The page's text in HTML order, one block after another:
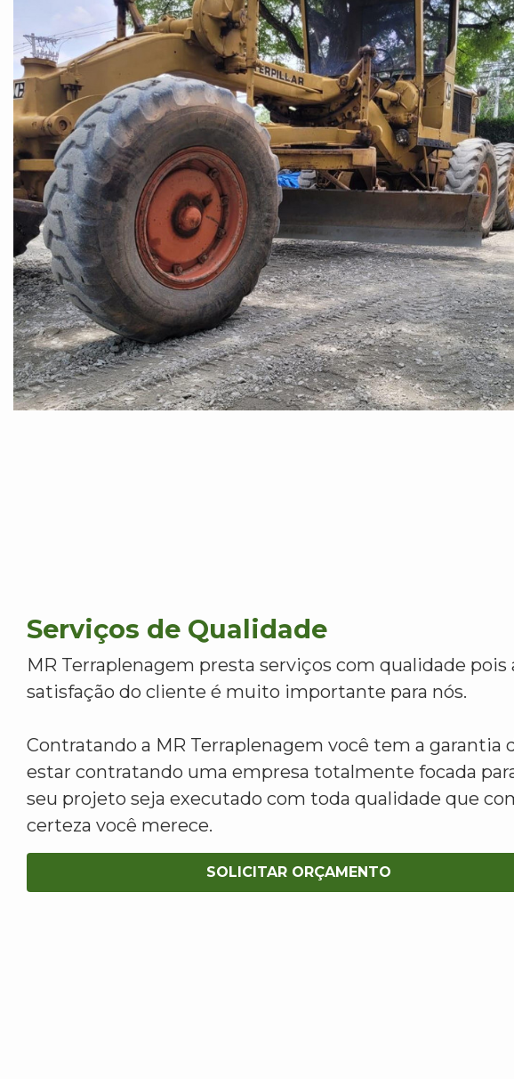
Serviços de Qualidade
MR Terraplenagem presta serviços com qualidade pois
satisfação do cliente é muito importante para nós.
Contratando a MR Terraplenagem você tem a garantia
estar contratando uma empresa totalmente focada
seu projeto seja executado com toda qualidade que
certeza você merece.
SOLICITAR ORÇAMENTO